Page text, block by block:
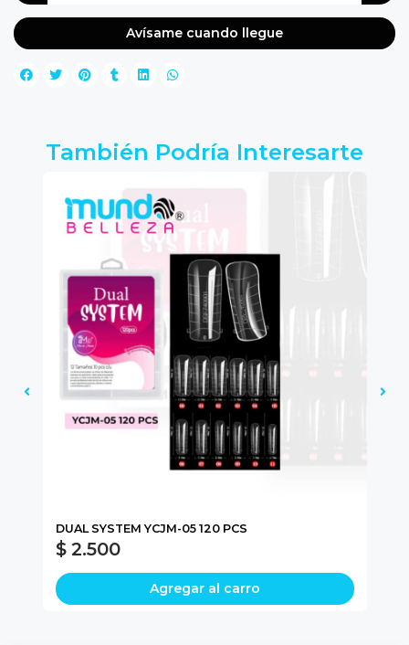
Avísame cuando llegue
También Podría Interesarte
DUAL SYSTEM YCJM-05 120 PCS
$ 2.500
Agregar al carro